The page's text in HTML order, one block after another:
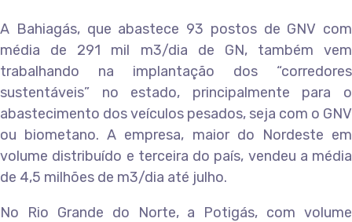
A Bahiagás, que abastece 93 postos de GNV com
média de 291 mil m3/dia de GN, também vem
trabalhando na implantação dos “corredores
sustentáveis” no estado, principalmente para o
abastecimento dos veículos pesados, seja com o GNV
ou biometano. A empresa, maior do Nordeste em
volume distribuído e terceira do país, vendeu a média
de 4,5 milhões de m3/dia até julho.
No Rio Grande do Norte, a Potigás, com volume